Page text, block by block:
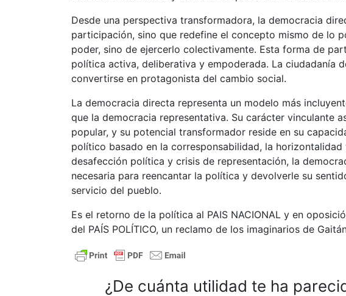
Desde una perspectiva transformadora, la democracia
participación, sino que redefine el concepto mismo de lo
poder, sino de ejercerlo colectivamente. Esta forma de
política activa, deliberativa y empoderada. La ciudadanía
convertirse en protagonista del cambio social.
La democracia directa representa un modelo más
que la democracia representativa. Su carácter vinculante
popular, y su potencial transformador reside en su
político basado en la corresponsabilidad, la
desafección política y crisis de representación, la
necesaria para reencantar la política y devolverle su
servicio del pueblo.
Es el retorno de la política al PAIS NACIONAL y en
del PAÍS POLÍTICO, un reclamo de los imaginarios de
¿De cuánta utilidad te ha